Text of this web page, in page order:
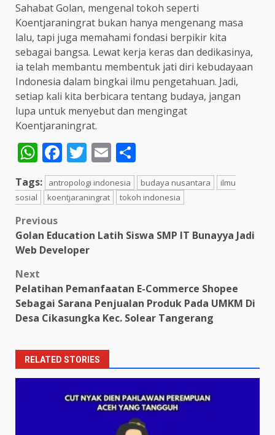
Sahabat Golan, mengenal tokoh seperti
Koentjaraningrat bukan hanya mengenang masa
lalu, tapi juga memahami fondasi berpikir kita
sebagai bangsa. Lewat kerja keras dan dedikasinya,
ia telah membantu membentuk jati diri kebudayaan
Indonesia dalam bingkai ilmu pengetahuan. Jadi,
setiap kali kita berbicara tentang budaya, jangan
lupa untuk menyebut dan mengingat
Koentjaraningrat.
WhatsApp
Facebook
Twitter
Email
Tags: antropologi indonesia budaya nusantara
ilmu
sosial
koentjaraningrat tokoh indonesia
Post
navigation
Previous
Golan Education Latih Siswa SMP IT Bunayya Jadi
Web Developer
Next
Pelatihan Pemanfaatan E-Commerce Shopee
Sebagai Sarana Penjualan Produk Pada UMKM Di
Desa Cikasungka Kec. Solear Tangerang
RELATED STORIES